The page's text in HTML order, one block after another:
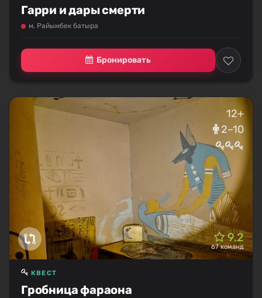
Гарри и дары смерти
м. Райымбек батыра
Бронировать
12+
2–10
9.2
67 команд
Гробница фараона
КВЕСТ